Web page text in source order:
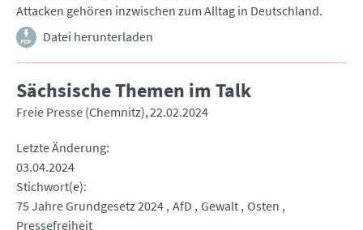
Attacken gehören inzwischen zum Alltag in Deutschland.
Datei herunterladen
Sächsische Themen im Talk
Freie Presse (Chemnitz) 22.02.2024
Letzte Änderung
03.04.2024
Stichwort(e)
75 Jahre Grundgesetz 2024 AfD Gewalt Osten
Pressefreiheit